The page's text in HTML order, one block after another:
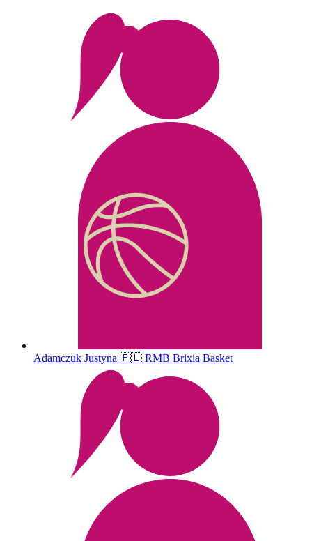
Adamczuk Justyna 🇵🇱 RMB Brixia Basket